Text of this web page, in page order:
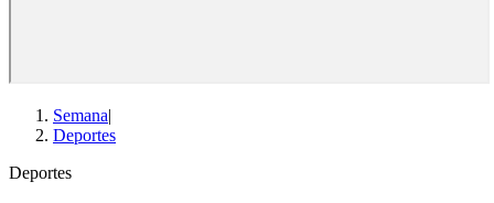
Semana|
Deportes
Deportes